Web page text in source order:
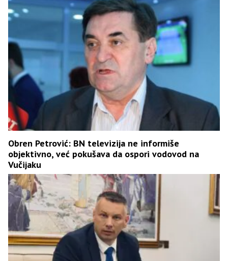
Obren Petrović: BN televizija ne informiše
objektivno, već pokušava da ospori vodovod na
Vučijaku